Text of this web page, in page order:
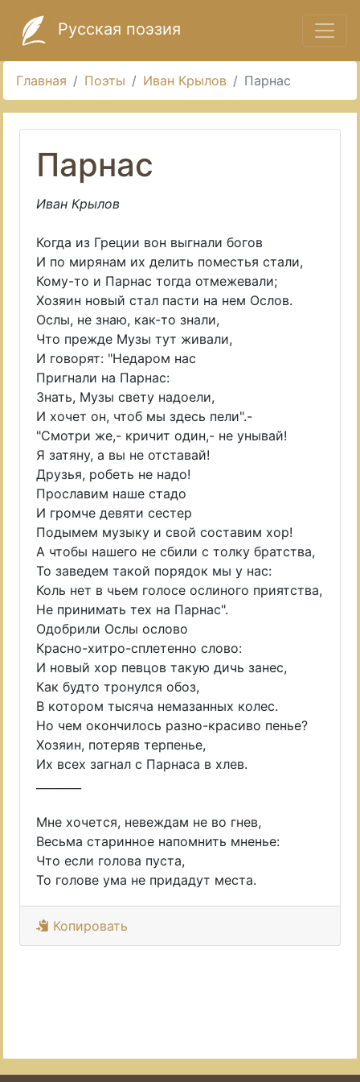
Русская поэзия
Главная Поэты Иван Крылов Парнас
Парнас
Иван Крылов
Когда из Греции вон выгнали богов
И по мирянам их делить поместья стали,
Кому-то и Парнас тогда отмежевали;
Хозяин новый стал пасти на нем Ослов.
Ослы, не знаю, как-то знали,
Что прежде Музы тут живали,
И говорят: "Недаром нас
Пригнали на Парнас:
Знать, Музы свету надоели,
И хочет он, чтоб мы здесь пели".-
"Смотри же,- кричит один,- не унывай!
Я затяну, а вы не отставай!
Друзья, робеть не надо!
Прославим наше стадо
И громче девяти сестер
Подымем музыку и свой составим хор!
А чтобы нашего не сбили с толку братства,
То заведем такой порядок мы у нас:
Коль нет в чьем голосе ослиного приятства,
Не принимать тех на Парнас".
Одобрили Ослы ослово
Красно-хитро-сплетенно слово:
И новый хор певцов такую дичь занес,
Как будто тронулся обоз,
В котором тысяча немазанных колес.
Но чем окончилось разно-красиво пенье?
Хозяин, потеряв терпенье,
Их всех загнал с Парнаса в хлев.
Мне хочется, невеждам не во гнев,
Весьма старинное напомнить мненье:
Что если голова пуста,
То голове ума не придадут места.
Копировать